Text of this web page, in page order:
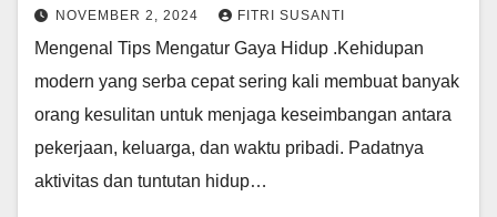
NOVEMBER 2, 2024 FITRI SUSANTI
Mengenal Tips Mengatur Gaya Hidup .Kehidupan
modern yang serba cepat sering kali membuat banyak
orang kesulitan untuk menjaga keseimbangan antara
pekerjaan, keluarga, dan waktu pribadi. Padatnya
aktivitas dan tuntutan hidup…